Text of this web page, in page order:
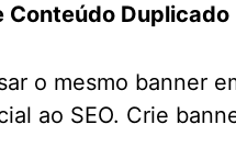
Conteúdo Duplicado
o mesmo banner
ao SEO. Crie